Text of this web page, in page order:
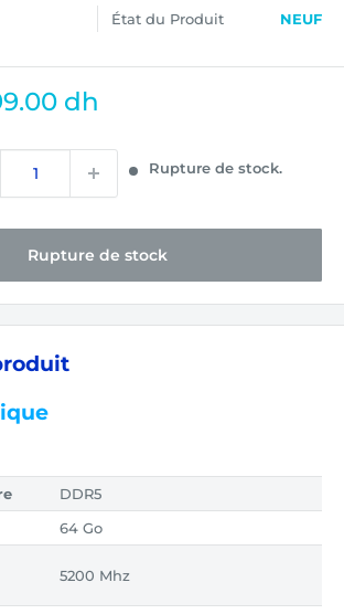
État du Produit NEUF
dh
Rupture de stock.
Rupture de stock
DDR5
64 Go
5200 Mhz